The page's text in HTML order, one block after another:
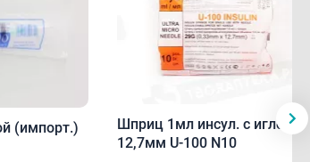
(импорт.)
Шприц 1мл инсул. с иглой
12,7мм U-100 N10